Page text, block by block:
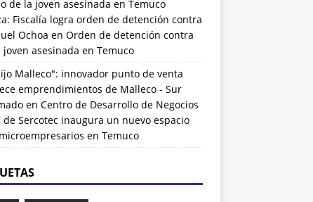
de la joven asesinada en Temuco
Fiscalía logra orden de detención contra
Ochoa en Orden de detención contra
asesinada en Temuco
Malleco": innovador punto de venta
emprendimientos de Malleco - Sur
en Centro de Desarrollo de Negocios
de Sercotec inaugura un nuevo espacio
en Temuco